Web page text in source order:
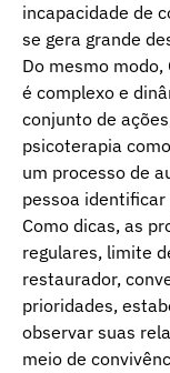
incapacidade de
se gera grande
Do mesmo
é complexo e
conjunto de
psicoterapia
um processo de
pessoa
Como dicas, as
regulares, limite
restaurador,
prioridades,
observar suas
meio de